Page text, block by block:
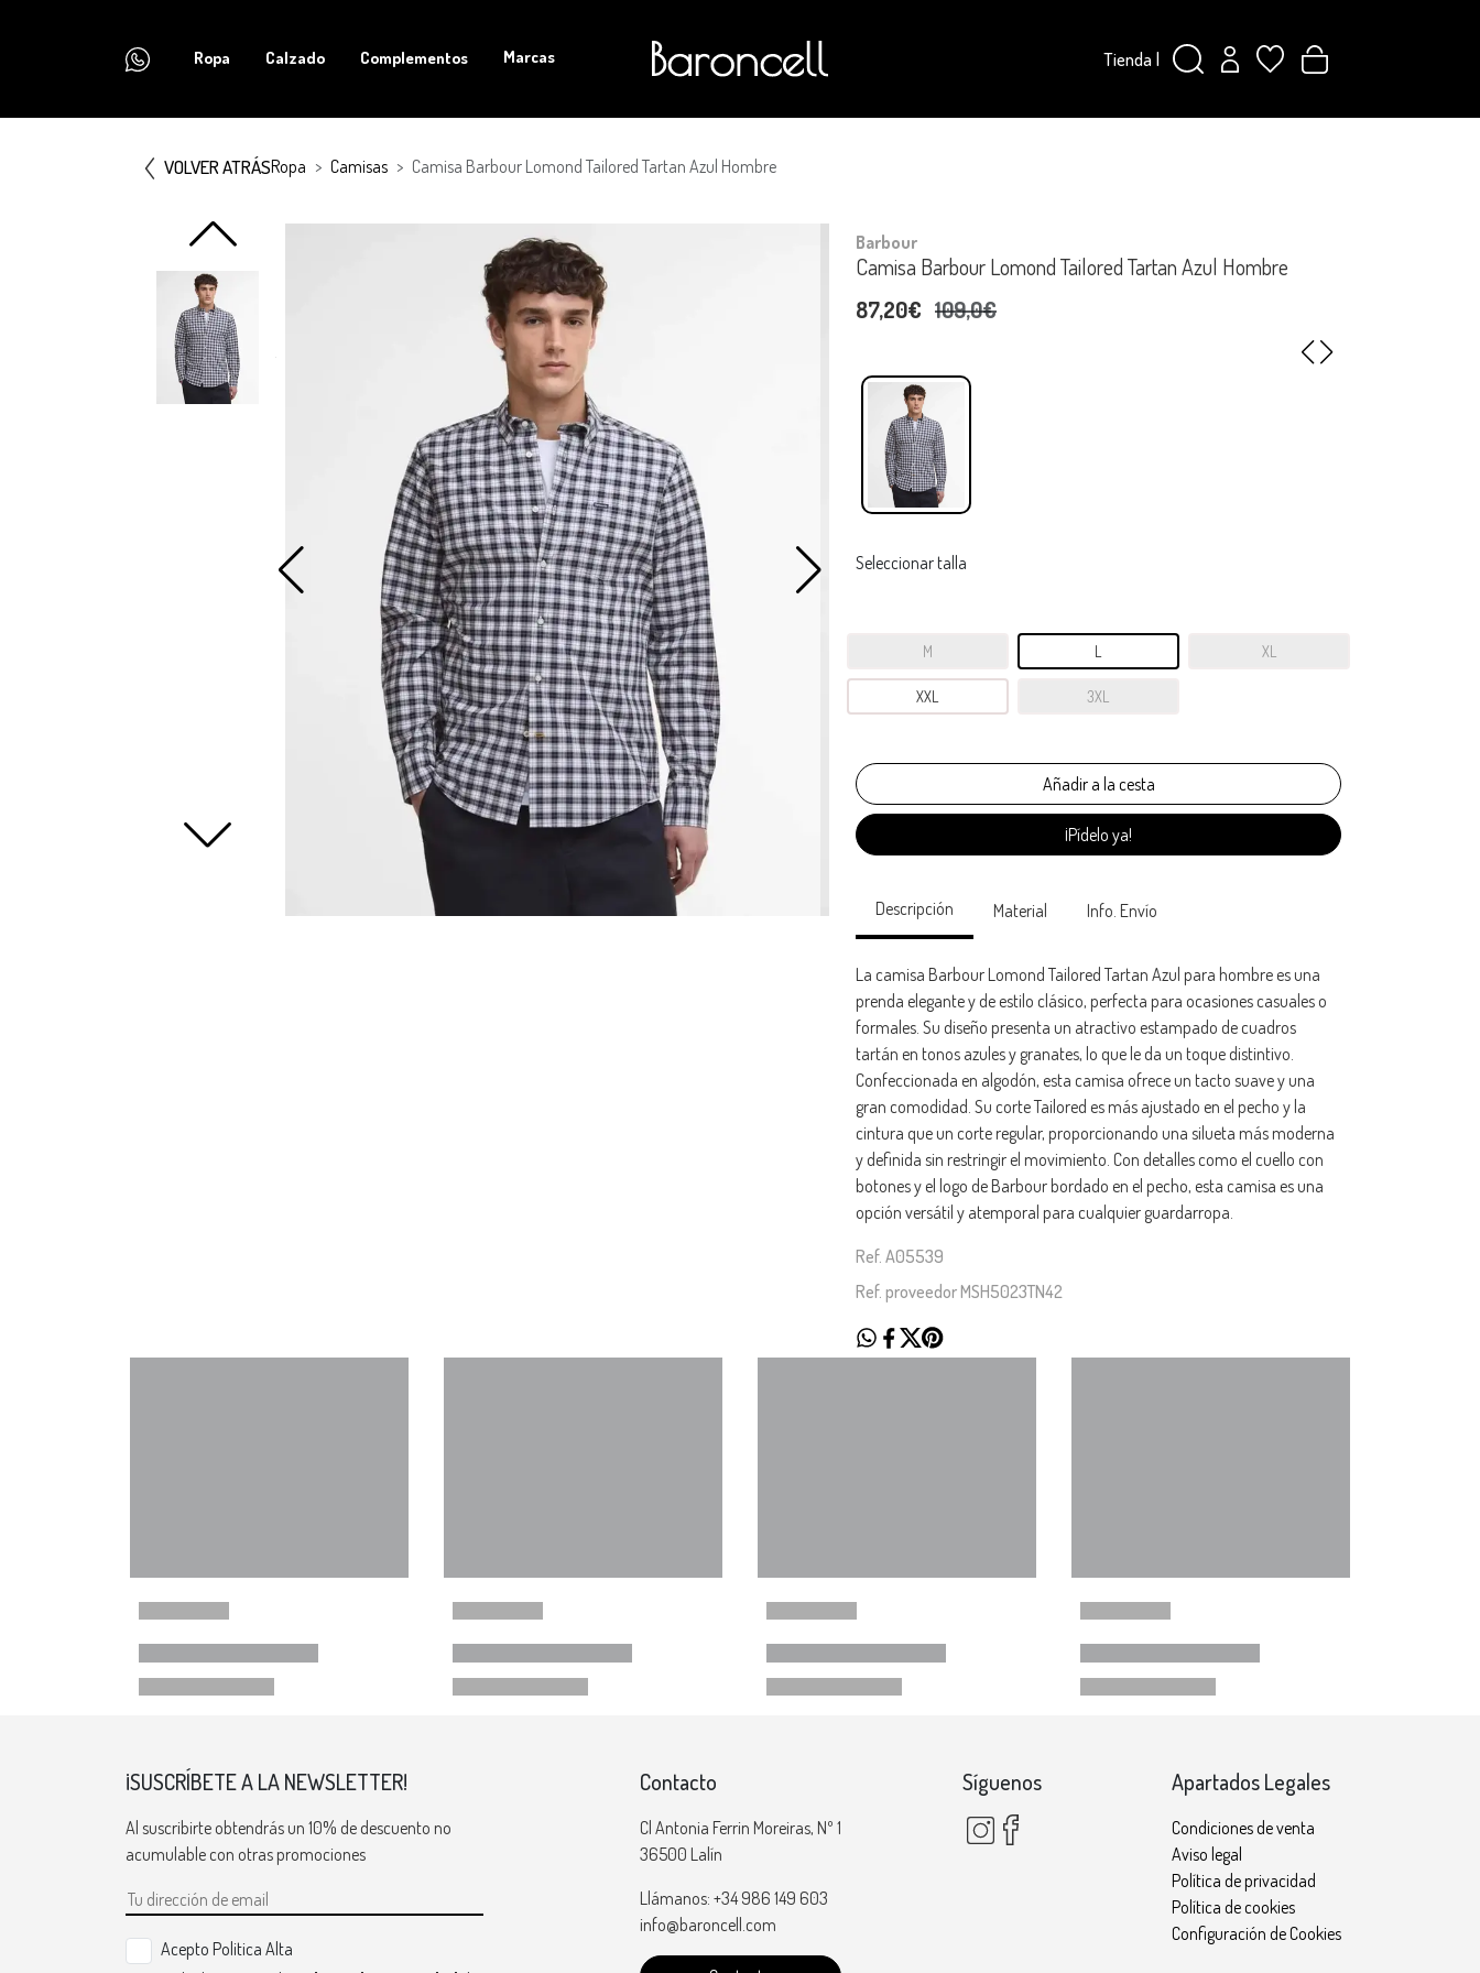
Ropa Calzado Complementos Marcas Tienda|
VOLVER ATRÁSRopa Camisas Camisa Barbour Lomond Tailored Tartan Azul Hombre
Barbour
Camisa Barbour Lomond Tailored Tartan Azul Hombre
87,20€ 109,0€
Seleccionar talla
M L XL
XXL 3XL
¡Pídelo ya!
Descripción Material Info. Envío
La camisa Barbour Lomond Tailored Tartan Azul para hombre es una
prenda elegante y de estilo clásico, perfecta para ocasiones casuales o
formales. Su diseño presenta un atractivo estampado de cuadros
tartán en tonos azules y granates, lo que le da un toque distintivo.
Confeccionada en algodón, esta camisa ofrece un tacto suave y una
gran comodidad. Su corte Tailored es más ajustado en el pecho y la
cintura que un corte regular, proporcionando una silueta más moderna
y definida sin restringir el movimiento. Con detalles como el cuello con
botones y el logo de Barbour bordado en el pecho, esta camisa es una
opción versátil y atemporal para cualquier guardarropa.
Ref. A05539
Ref. proveedor MSH5023TN42
¡SUSCRÍBETE A LA NEWSLETTER!
Al suscribirte obtendrás un 10% de descuento no
acumulable con otras promociones
Acepto Politica Alta
Contacto
Cl Antonia Ferrin Moreiras, Nº 1
36500 Lalín
Llámanos: +34 986 149 603
info@baroncell.com
Síguenos Apartados Legales
Condiciones de venta
Aviso legal
Política de privacidad
Política de cookies
Configuración de Cookies